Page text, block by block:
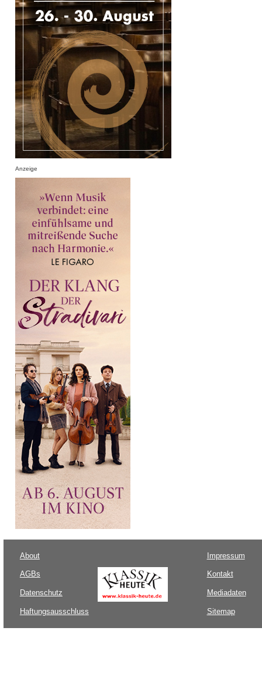
Anzeige
About
AGBs
Datenschutz
Haftungsausschluss
Impressum
Kontakt
Mediadaten
Sitemap